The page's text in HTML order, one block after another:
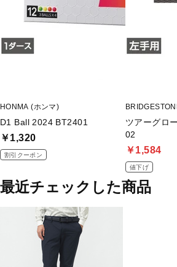
HONMA (ホンマ)
D1 Ball 2024 BT2401
￥1,320
割引クーポン
ツアーグロ
02
￥1,584
値下げ
最近チェックした商品